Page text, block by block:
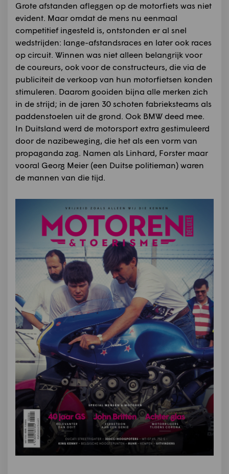
Grote afstanden afleggen op de motorfiets was niet
evident. Maar omdat de mens nu eenmaal
competitief ingesteld is, ontstonden er al snel
wedstrijden: lange-afstandsraces en later ook races
op circuit. Winnen was niet alleen belangrijk voor
de coureurs, ook voor de constructeurs, die via de
publiciteit de verkoop van hun motorfietsen konden
stimuleren. Daarom gooiden bijna alle merken zich
in de strijd; in de jaren 30 schoten fabrieksteams als
paddenstoelen uit de grond. Ook BMW deed mee.
In Duitsland werd de motorsport extra gestimuleerd
door de nazibeweging, die het als een vorm van
propaganda zag. Namen als Linhard, Forster maar
vooral Georg Meier (een Duitse politieman) waren
de mannen van die tijd.